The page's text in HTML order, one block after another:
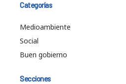
Categorías
Medioambiente
Social
Buen gobierno
Secciones